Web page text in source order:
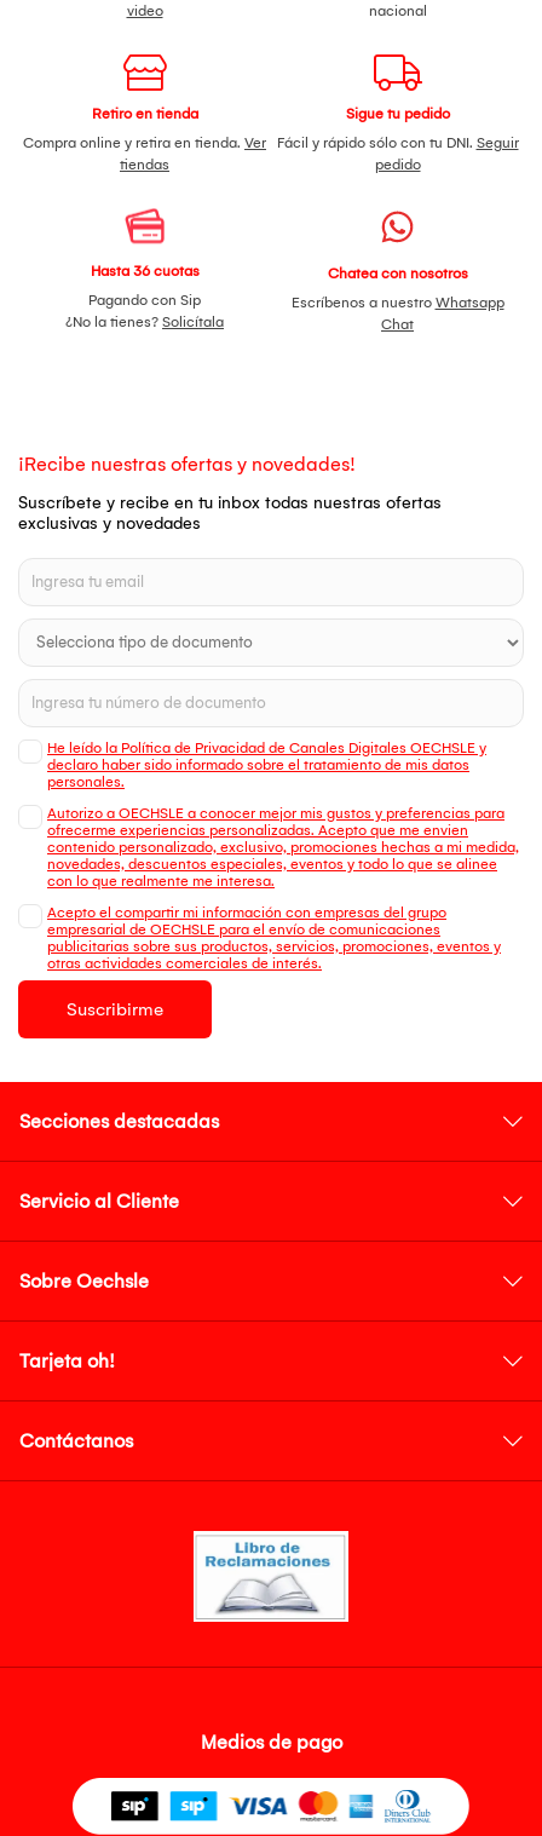
video
nacional
Retiro en tienda
Compra online y retira en tienda. Ver
tiendas
Sigue tu pedido
Fácil y rápido sólo con tu DNI. Seguir
pedido
Hasta 36 cuotas
Pagando con Sip
¿No la tienes? Solicítala
Chatea con nosotros
Escríbenos a nuestro Whatsapp
Chat
¡Recibe nuestras ofertas y novedades!
Suscríbete y recibe en tu inbox todas nuestras ofertas
exclusivas y novedades
He leído la Política de Privacidad de Canales Digitales OECHSLE y
declaro haber sido informado sobre el tratamiento de mis datos
personales.
Autorizo a OECHSLE a conocer mejor mis gustos y preferencias para
ofrecerme experiencias personalizadas. Acepto que me envien
contenido personalizado, exclusivo, promociones hechas a mi medida,
novedades, descuentos especiales, eventos y todo lo que se alinee
con lo que realmente me interesa.
Acepto el compartir mi información con empresas del grupo
empresarial de OECHSLE para el envío de comunicaciones
publicitarias sobre sus productos, servicios, promociones, eventos y
otras actividades comerciales de interés.
Suscribirme
Secciones destacadas
Servicio al Cliente
Sobre Oechsle
Tarjeta oh!
Contáctanos
Medios de pago